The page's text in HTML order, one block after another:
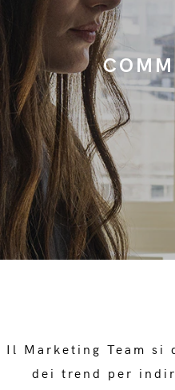
Il Marketing Team si
dei trend per